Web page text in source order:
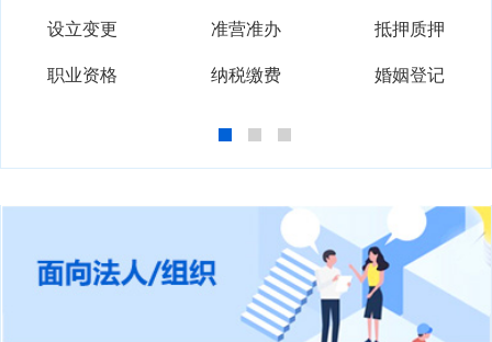
设立变更
准营准办
抵押质押
职业资格
纳税缴费 婚姻登记